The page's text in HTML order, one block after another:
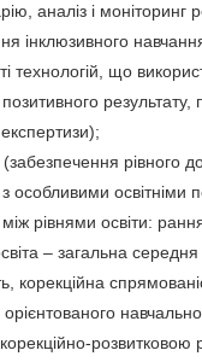
аналіз і моніторинг
інклюзивного
технологій, що
результату,
(забезпечення рівного
з особливими освітніми
між рівнями освіти:
– загальна середня
корекційна
орієнтованого
корекційно-